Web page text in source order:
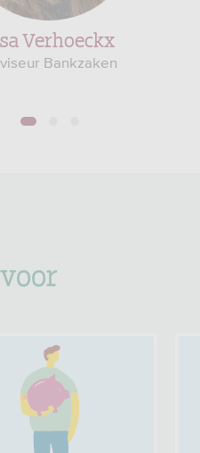
Verhoeckx
Bankzaken
1